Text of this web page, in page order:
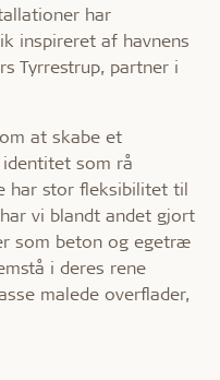
har
inspireret af havnens
Tyrrestrup, partner i
at skabe et
som rå
har stor fleksibilitet til
vi blandt andet gjort
som beton og egetræ
i deres rene
malede overflader,